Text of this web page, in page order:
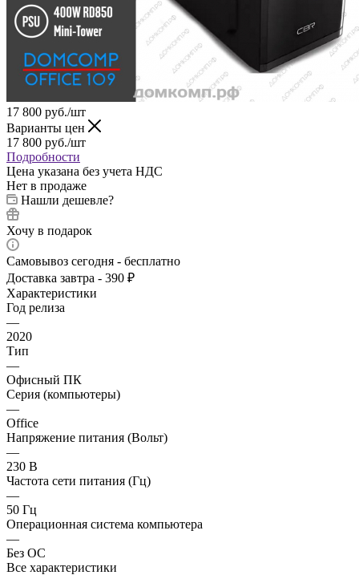
17 800 руб./шт
Варианты цен
17 800 руб./шт
Подробности
Цена указана без учета НДС
Нет в продаже
Нашли дешевле?
Хочу в подарок
Самовывоз сегодня - бесплатно
Доставка завтра - 390 ₽
Характеристики
Год релиза
—
2020
Тип
—
Офисный ПК
Серия (компьютеры)
—
Office
Напряжение питания (Вольт)
—
230 В
Частота сети питания (Гц)
—
50 Гц
Операционная система компьютера
—
Без ОС
Все характеристики